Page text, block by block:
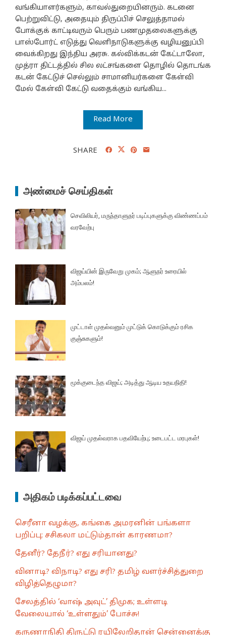
வங்கியாளர்களும், காவல்துறையினரும். கடனை
பெற்றுவிட்டு, அதையும் திருப்பிச் செலுத்தாமல்
போக்குக் காட்டிவரும் பெரும் பணமுதலைகளுக்கு
பாஸ்போர்ட் எடுத்து வெளிநாடுகளுக்கு வழியனுப்பி
வைக்கிறது இந்திய அரசு. கல்விக்கடன் கேட்டாலோ,
முத்ரா திட்டத்தில் சில லட்சங்களை தொழில் தொடங்க
கடன் கேட்டுச் செல்லும் சாமானியர்களை கேள்வி
மேல் கேள்வி கேட்டு வதைக்கும் வங்கிய...
Read More
SHARE
அண்மைச் செய்திகள்
செவிலியர், மருந்தாளுநர் படிப்புகளுக்கு விண்ணப்பம்
வரவேற்பு
விஜய்யின் இருவேறு முகம்; ஆளுநர் உரையில்
அம்பலம்!
முட்டாள் முதல்வனும் முட்டுக் கொடுக்கும் ரசிக
குஞ்சுகளும்!
மூக்குடைந்த விஜய்; அடித்து ஆடிய உதயநிதி!
விஜய் முதல்வராக பதவியேற்பு; உடைபட்ட மரபுகள்!
அதிகம் படிக்கப்பட்டவை
செரீனா வழக்கு, கங்கை அமரனின் பங்களா
பறிப்பு; சசிகலா மட்டும்தான் காரணமா?
தேனீர்? தேநீர்? எது சரியானது?
வினாடி? விநாடி? எது சரி? தமிழ் வளர்ச்சித்துறை
விழித்தெழுமா?
சேலத்தில் ‘வாஷ் அவுட்’ திமுக; உள்ளடி
வேலையால் ‘உள்ளதும்’ போச்சு!
கருணாநிதி திருட்டு ரயிலேறிதான் சென்னைக்கு